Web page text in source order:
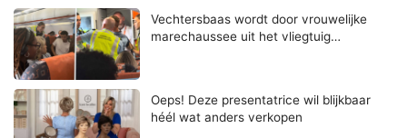
Vechtersbaas wordt door vrouwelijke
marechaussee uit het vliegtuig…
Oeps! Deze presentatrice wil blijkbaar
héél wat anders verkopen